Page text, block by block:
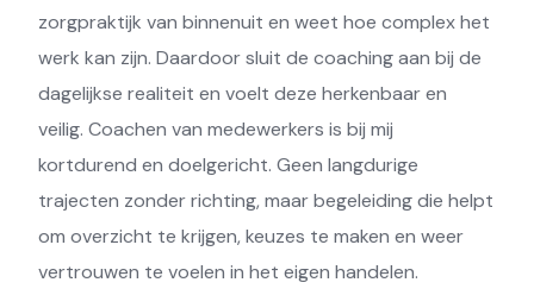
zorgpraktijk van binnenuit en weet hoe complex het
werk kan zijn. Daardoor sluit de coaching aan bij de
dagelijkse realiteit en voelt deze herkenbaar en
veilig. Coachen van medewerkers is bij mij
kortdurend en doelgericht. Geen langdurige
trajecten zonder richting, maar begeleiding die helpt
om overzicht te krijgen, keuzes te maken en weer
vertrouwen te voelen in het eigen handelen.